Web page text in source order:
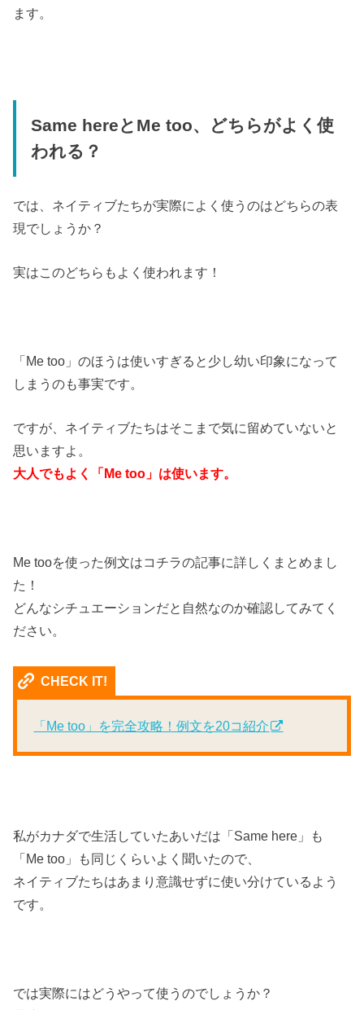
ます。
Same hereとMe too、どちらがよく使
われる？
では、ネイティブたちが実際によく使うのはどちらの表
現でしょうか？
実はこのどちらもよく使われます！
「Me too」のほうは使いすぎると少し幼い印象になって
しまうのも事実です。
ですが、ネイティブたちはそこまで気に留めていないと
思いますよ。
大人でもよく「Me too」は使います。
Me tooを使った例文はコチラの記事に詳しくまとめまし
た！
どんなシチュエーションだと自然なのか確認してみてく
ださい。
CHECK IT!
「Me too」を完全攻略！例文を20コ紹介
私がカナダで生活していたあいだは「Same here」も
「Me too」も同じくらいよく聞いたので、
ネイティブたちはあまり意識せずに使い分けているよう
です。
では実際にはどうやって使うのでしょうか？